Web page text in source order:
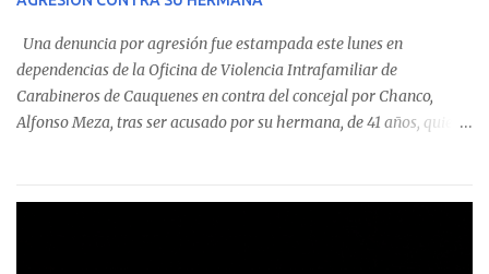
detectaron incumplimientos a la normativa vigente. El informe
precisa que la mayor cantidad de dinero apostado se registró en
Talca, donde...
Una denuncia por agresión fue estampada este lunes en
dependencias de la Oficina de Violencia Intrafamiliar de
Carabineros de Cauquenes en contra del concejal por Chanco,
Alfonso Meza, tras ser acusado por su hermana, de 41 años, quien
relató que los hechos ocurrieron cerca de las 11:30 horas en el